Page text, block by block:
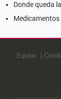
Donde queda
Equipo